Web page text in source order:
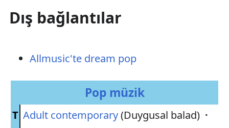
Dış bağlantılar
Allmusic'te dream pop
Pop müzik
T Adult contemporary(Duygusal balad) ·